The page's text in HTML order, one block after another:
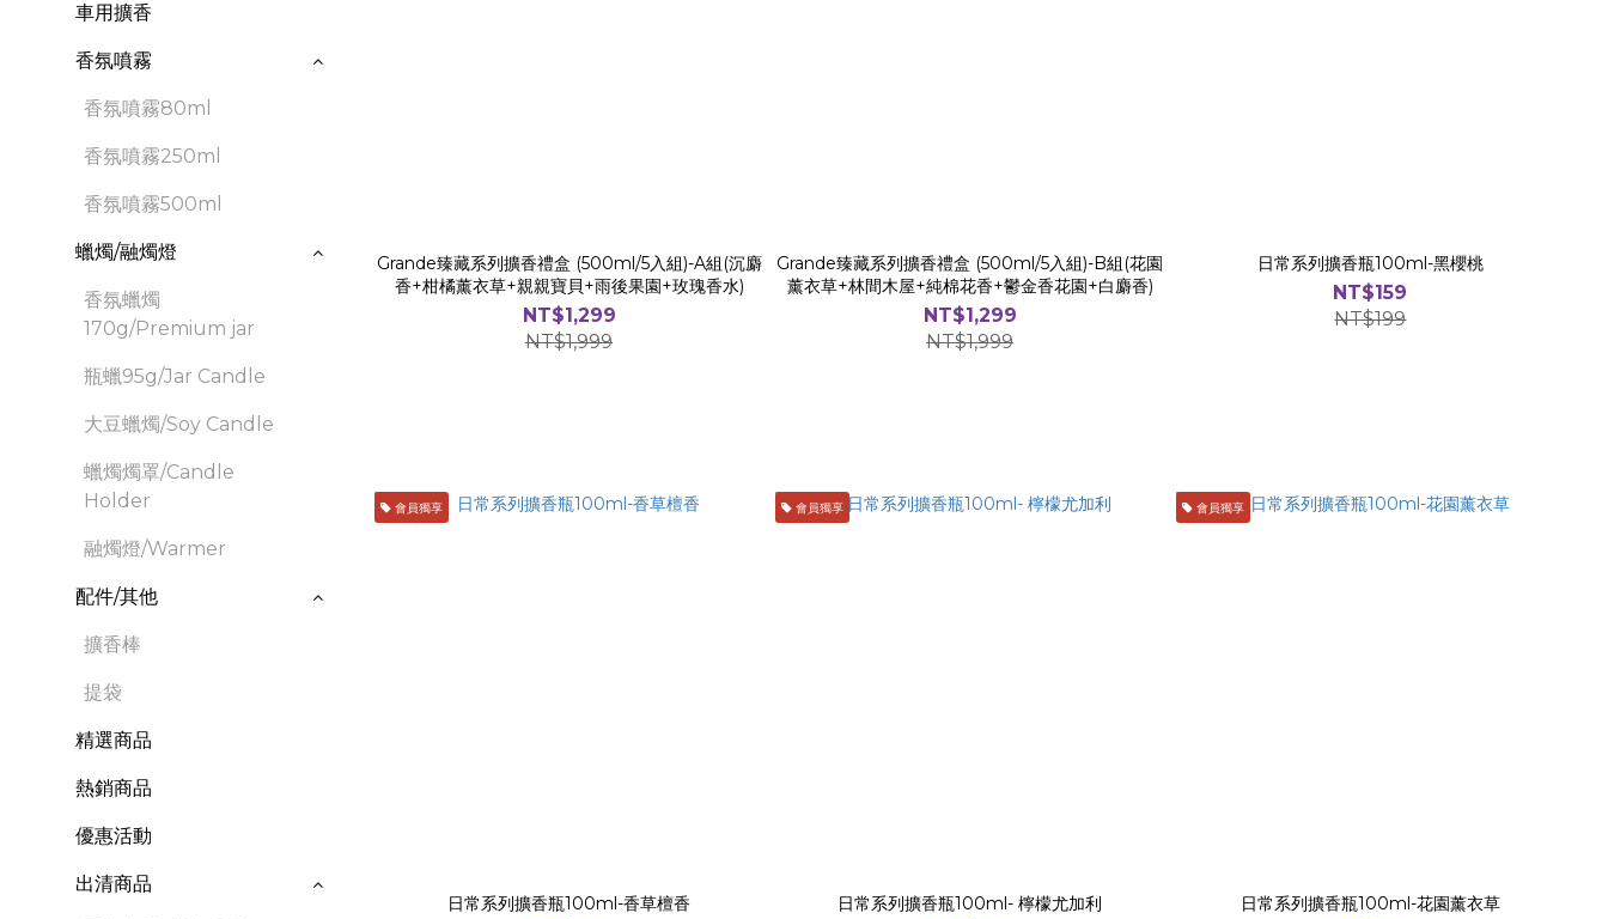
車用擴香
香氛噴霧
香氛噴霧80ml
香氛噴霧250ml
香氛噴霧500ml
蠟燭/融燭燈
香氛蠟燭
170g/Premium jar
瓶蠟95g/Jar Candle
大豆蠟燭/Soy Candle
蠟燭燭罩/Candle
Holder
融燭燈/Warmer
配件/其他
擴香棒
提袋
精選商品
熱銷商品
優惠活動
出清商品
Grande臻藏系列擴香禮盒 (500ml/5入組)-A組(沉麝
香+柑橘薰衣草+親親寶貝+雨後果園+玫瑰香水)
NT$1,299
NT$1,999
Grande臻藏系列擴香禮盒 (500ml/5入組)-B組(花園
薰衣草+林間木屋+純棉花香+鬱金香花園+白麝香)
NT$1,299
NT$1,999
日常系列擴香瓶100ml-黑櫻桃
NT$159
NT$199
會員獨享
日常系列擴香瓶100ml-香草檀香
會員獨享
日常系列擴香瓶100ml- 檸檬尤加利
會員獨享
日常系列擴香瓶100ml-花園薰衣草